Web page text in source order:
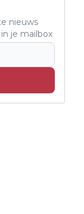
nieuws
je mailbox